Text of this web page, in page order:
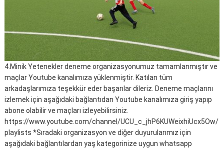
4.Minik Yetenekler deneme organizasyonumuz tamamlanmıştır ve
maçlar Youtube kanalımıza yüklenmiştir. Katılan tüm
arkadaşlarımıza teşekkür eder başarılar dileriz. Deneme maçlarını
izlemek için aşağıdaki bağlantıdan Youtube kanalımıza giriş yapıp
abone olabilir ve maçları izleyebilirsiniz.
https://www.youtube.com/channel/UCU_c_jhP6KUWeixhiUcx5Ow/
playlists *Sıradaki organizasyon ve diğer duyurularımız için
aşağıdaki bağlantılardan yaş kategorinize uygun whatsapp